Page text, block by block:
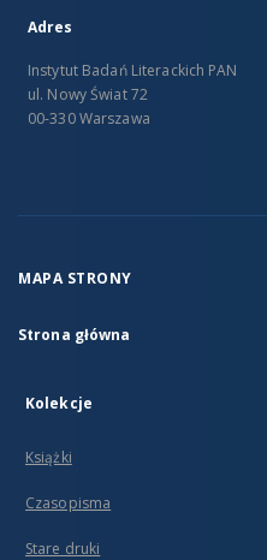
Adres
Instytut Badań Literackich PAN
ul. Nowy Świat 72
00-330 Warszawa
MAPA STRONY
Strona główna
Kolekcje
Książki
Czasopisma
Stare druki